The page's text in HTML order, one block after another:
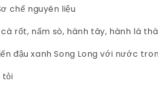
chế nguyên liệu
cà rốt, nấm sò, hành tây, hành lá
đậu xanh Song Long với nước
tỏi